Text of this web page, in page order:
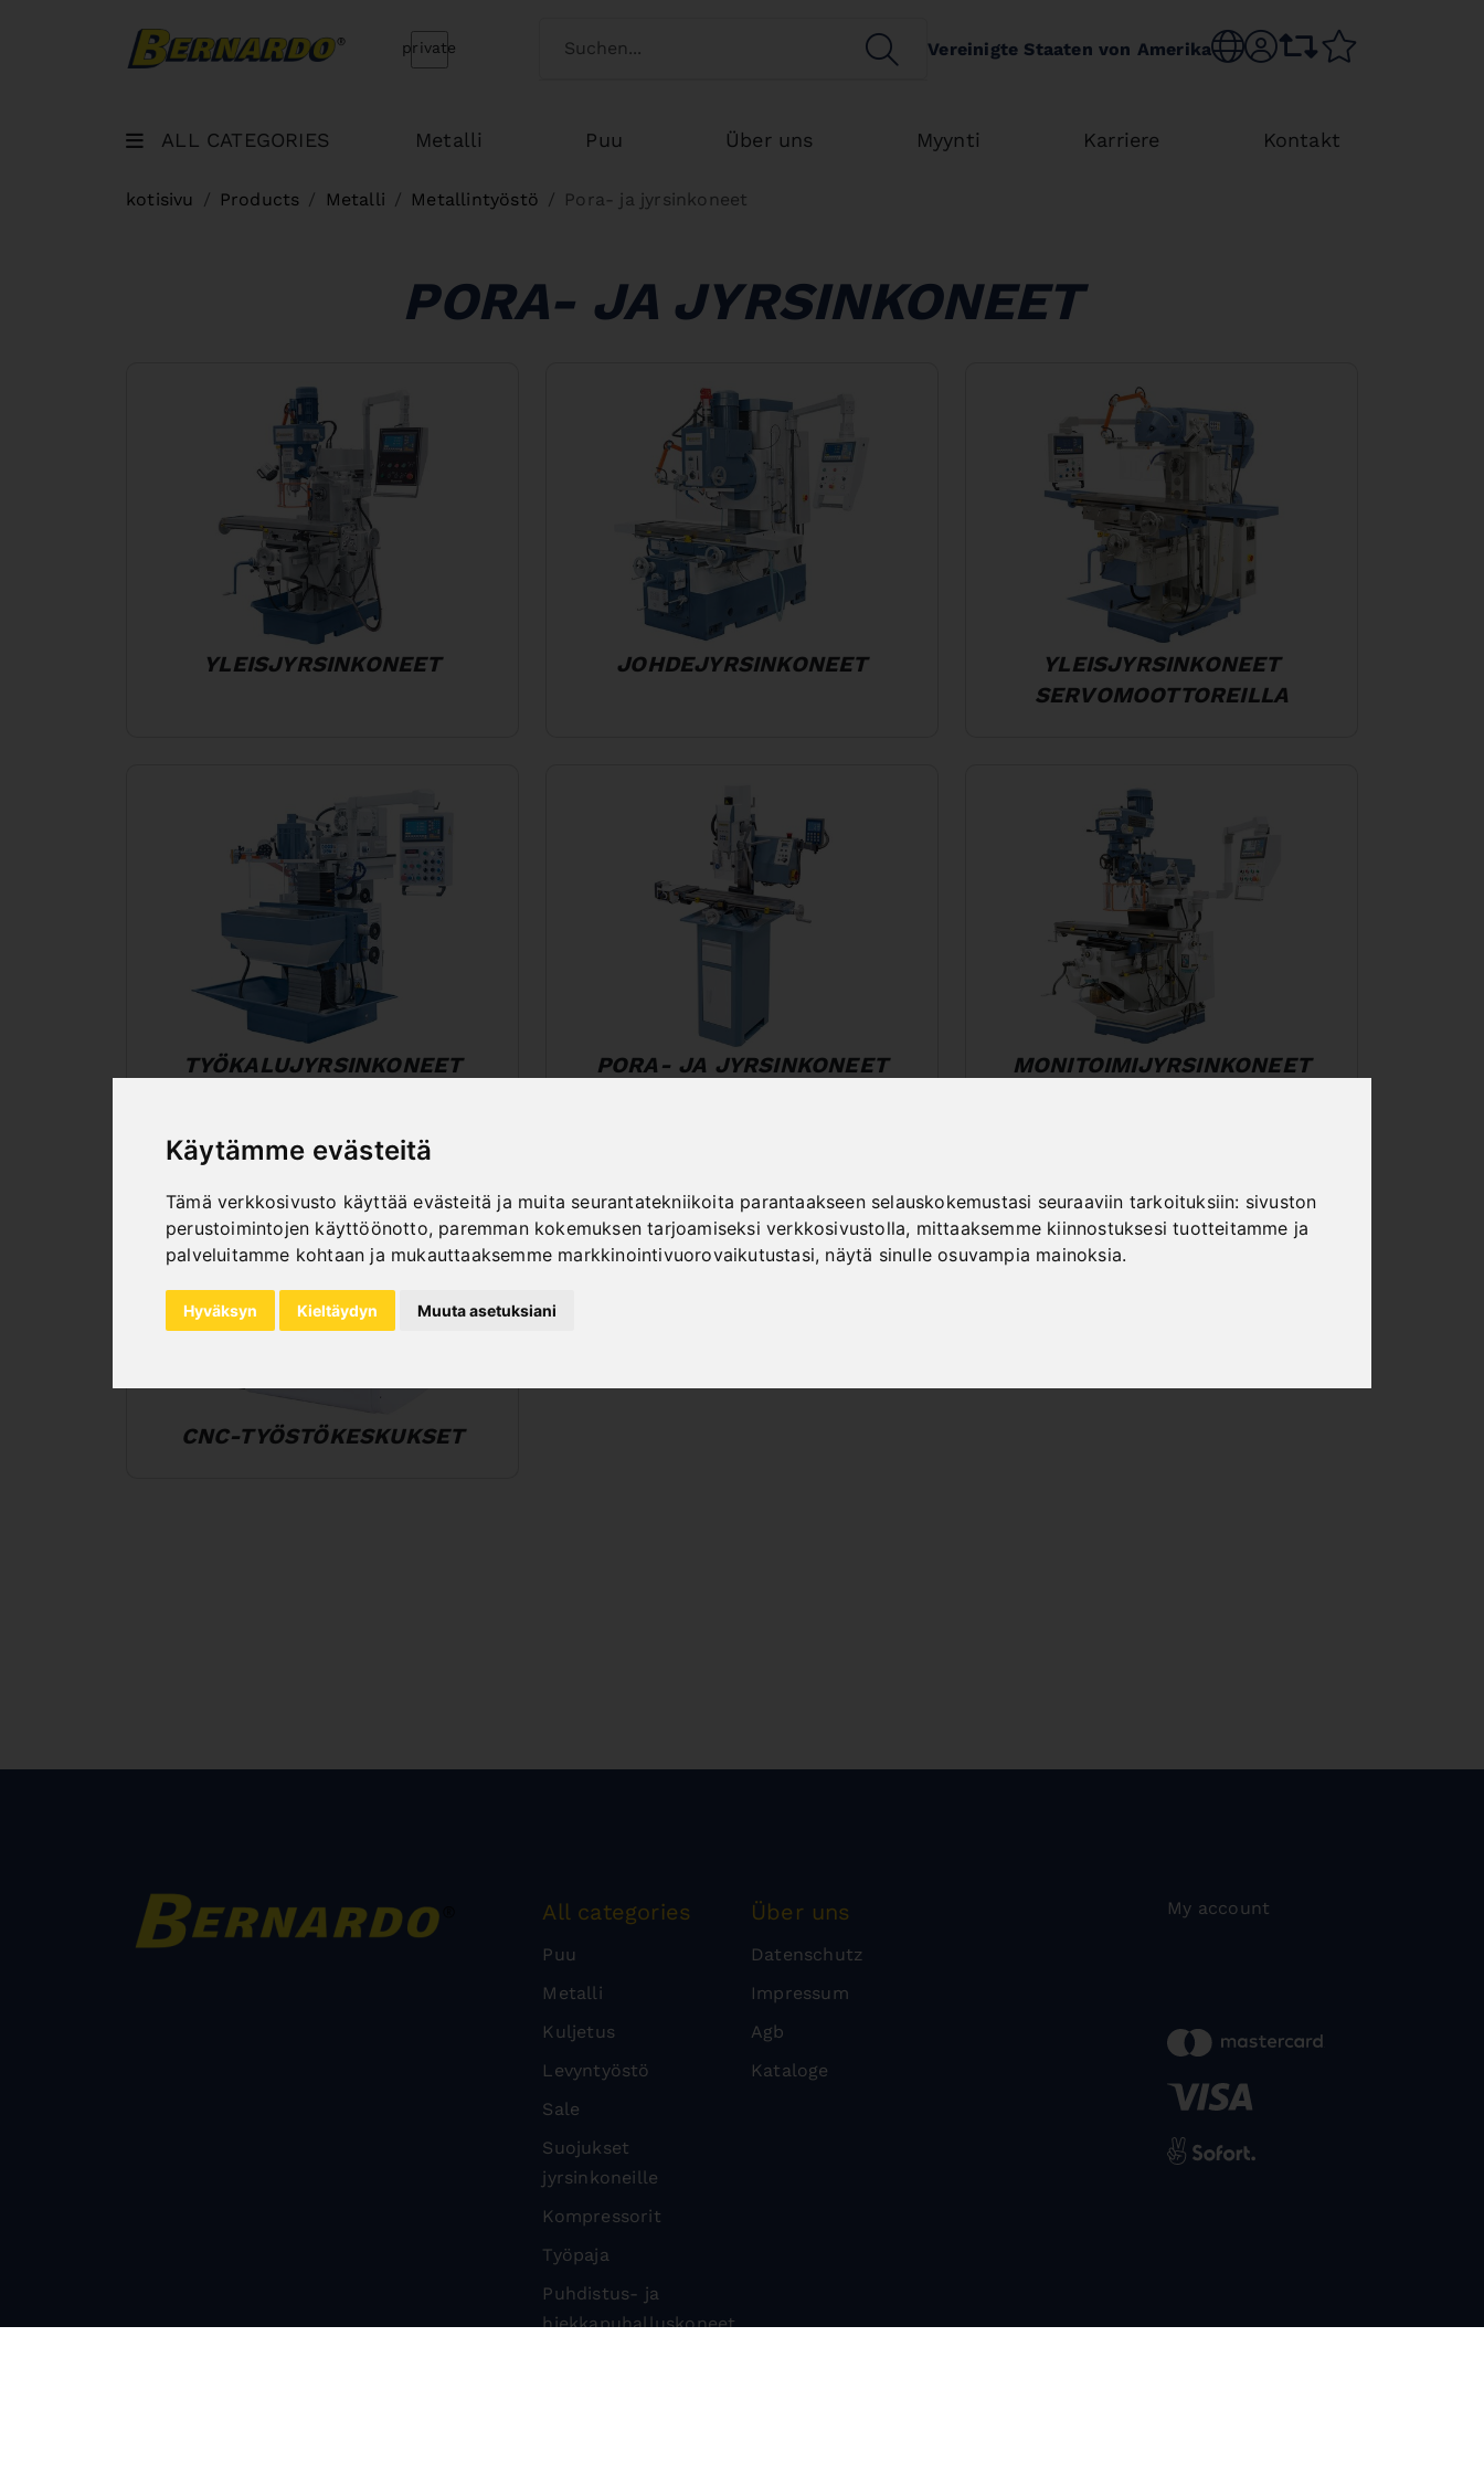
Käytämme evästeitä
Tämä verkkosivusto käyttää evästeitä ja muita seurantatekniikoita parantaakseen selauskokemustasi seuraaviin tarkoituksiin: sivuston
perustoimintojen käyttöönotto, paremman kokemuksen tarjoamiseksi verkkosivustolla, mittaaksemme kiinnostuksesi tuotteitamme ja
palveluitamme kohtaan ja mukauttaaksemme markkinointivuorovaikutustasi, näytä sinulle osuvampia mainoksia.
Hyväksyn Kieltäydyn Muuta asetuksiani
Bernardo Home Switch customertype
private SEARCHVereinigte Staaten von Amerika Choose language
sr.accountcomparison list
ALL CATEGORIES Metalli Puu Über uns Myynti Karriere Kontakt
kotisivu Products Metalli Metallintyöstö Pora- ja jyrsinkoneet
PORA- JA JYRSINKONEET
YLEISJYRSINKONEET JOHDEJYRSINKONEET
YLEISJYRSINKONEET
SERVOMOOTTOREILLA
TYÖKALUJYRSINKONEET PORA- JA JYRSINKONEET MONITOIMIJYRSINKONEET
CNC-TYÖSTÖKESKUKSET
All categories
Puu
Metalli
Kuljetus
Levyntyöstö
Sale
Suojukset
jyrsinkoneille
Kompressorit
Työpaja
Puhdistus- ja
hiekkapuhalluskoneet
Über uns
Datenschutz
Impressum
Agb
Kataloge
My account